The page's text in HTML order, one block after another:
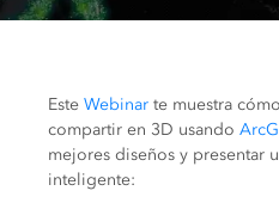
Este Webinar te muestra
compartir en 3D usando
mejores diseños y presentar
inteligente: